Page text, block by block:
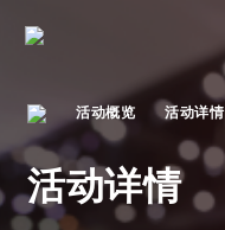
活动概览 活动详情
活动详情